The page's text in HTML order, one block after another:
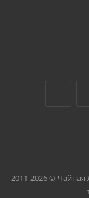
2011-2026 © Чайная